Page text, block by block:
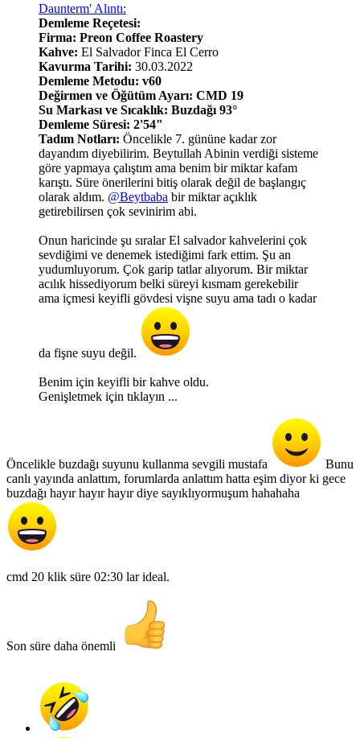
Daunterm' Alıntı:
Demleme Reçetesi:
Firma: Preon Coffee Roastery
Kahve: El Salvador Finca El Cerro
Kavurma Tarihi: 30.03.2022
Demleme Metodu: v60
Değirmen ve Öğütüm Ayarı: CMD 19
Su Markası ve Sıcaklık: Buzdağı 93°
Demleme Süresi: 2'54"
Tadım Notları: Öncelikle 7. gününe kadar zor
dayandım diyebilirim. Beytullah Abinin verdiği sisteme
göre yapmaya çalıştım ama benim bir miktar kafam
karıştı. Süre önerilerini bitiş olarak değil de başlangıç
olarak aldım. @Beytbaba bir miktar açıklık
getirebilirsen çok sevinirim abi.
Onun haricinde şu sıralar El salvador kahvelerini çok
sevdiğimi ve denemek istediğimi fark ettim. Şu an
yudumluyorum. Çok garip tatlar alıyorum. Bir miktar
acılık hissediyorum belki süreyi kısmam gerekebilir
ama içmesi keyifli gövdesi vişne suyu ama tadı o kadar
da fişne suyu değil.
Benim için keyifli bir kahve oldu.
Genişletmek için tıklayın ...
Öncelikle buzdağı suyunu kullanma sevgili mustafa
Bunu
canlı yayında anlattım, forumlarda anlattım hatta eşim diyor ki gece
buzdağı hayır hayır hayır diye sayıklıyormuşum hahahaha
cmd 20 klik süre 02:30 lar ideal.
Son süre daha önemli